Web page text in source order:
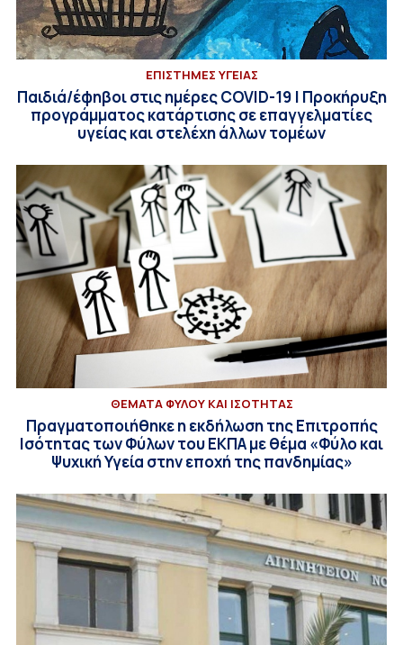
ΕΠΙΣΤΗΜΕΣ ΥΓΕΙΑΣ
Παιδιά/έφηβοι στις ημέρες COVID-19 | Προκήρυξη
προγράμματος κατάρτισης σε επαγγελματίες
υγείας και στελέχη άλλων τομέων
ΘΕΜΑΤΑ ΦΥΛΟΥ ΚΑΙ ΙΣΟΤΗΤΑΣ
Πραγματοποιήθηκε η εκδήλωση της Επιτροπής
Ισότητας των Φύλων του ΕΚΠΑ με θέμα «Φύλο και
Ψυχική Υγεία στην εποχή της πανδημίας»